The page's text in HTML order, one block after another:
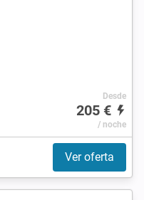
Desde
205 €
/ noche
Ver oferta